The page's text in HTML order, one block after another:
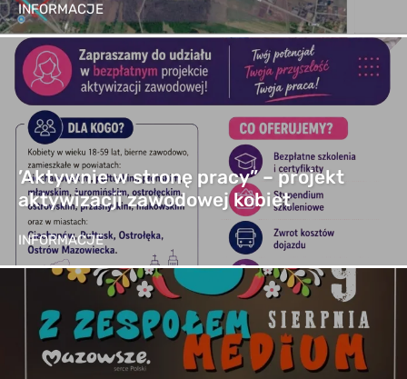
INFORMACJE
’Aktywnie w stronę pracy” – projekt
aktywizacji zawodowej kobiet
INFORMACJE